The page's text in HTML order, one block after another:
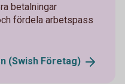
betalningar
fördela arbetspass
(Swish Företag)